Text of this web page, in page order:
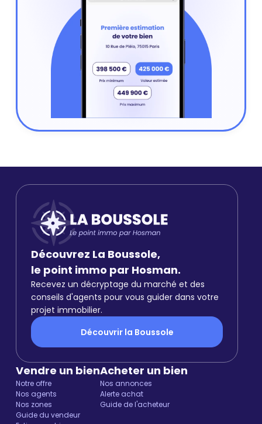
Découvrez La Boussole,
le point immo par Hosman.
Recevez un décryptage du marché et des
conseils d'agents pour vous guider dans votre
projet immobilier.
Découvrir la Boussole
Vendre un bien
Notre offre
Nos agents
Nos zones
Guide du vendeur
Acheter un bien
Nos annonces
Alerte achat
Guide de l'acheteur